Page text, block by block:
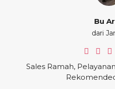
Bu
dari
Sales Ramah,